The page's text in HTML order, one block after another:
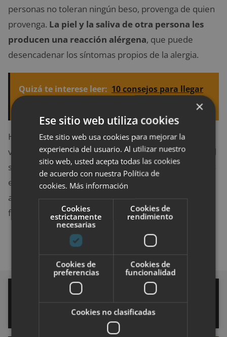
personas no toleran ningún beso, provenga de quien
provenga. La piel y la saliva de otra persona les
producen una reacción alérgena, que puede
desencadenar los síntomas propios de la alergia.
Quizá te interese leer: 10 consejos para llegar
Hay muchas alergias extrañas como las que hemos
visto, como por ejemplo, también existen la alergia al
semen o la alergia al sol. Todas las personas estamos
expuestas a desarrollar algún tipo de alergia rara,
aunque afortunadamente son bastante poco
frecuentes.
Sofocos en la menopausia: el
síntoma silenciado que afecta al
80% de las mujeres
×
Ese sitio web utiliza cookies
Este sitio web usa cookies para mejorar la
experiencia del usuario. Al utilizar nuestro
sitio web, usted acepta todas las cookies
de acuerdo con nuestra Política de
cookies. Más información
Cookies
estrictamente
necesarias
Cookies de
rendimiento
Cookies de
preferencias
Cookies de
funcionalidad
Cookies no clasificadas